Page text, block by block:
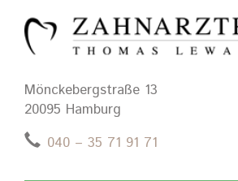
Mönckebergstraße 13
20095 Hamburg
040 – 35 71 91 71